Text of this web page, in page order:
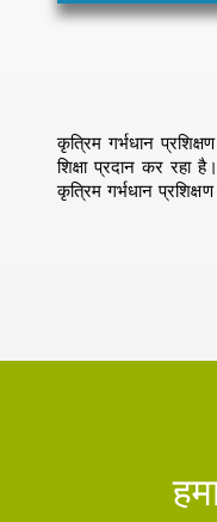
कृत्रिम गर्भधान
शिक्षा प्रदान कर
कृत्रिम गर्भधान